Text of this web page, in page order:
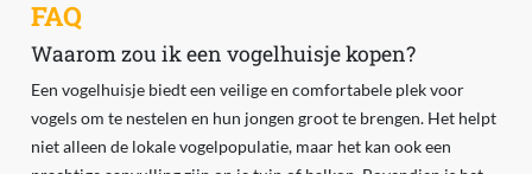
FAQ
Waarom zou ik een vogelhuisje kopen?
Een vogelhuisje biedt een veilige en comfortabele plek voor
vogels om te nestelen en hun jongen groot te brengen. Het helpt
niet alleen de lokale vogelpopulatie, maar het kan ook een